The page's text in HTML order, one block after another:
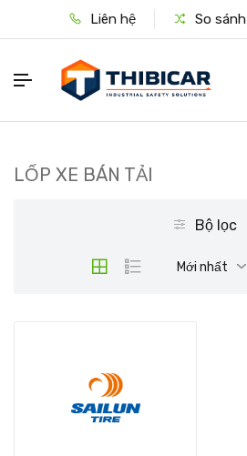
Liên hệ So sánh
LỐP XE BÁN TẢI
Bộ lọc
Mới nhất